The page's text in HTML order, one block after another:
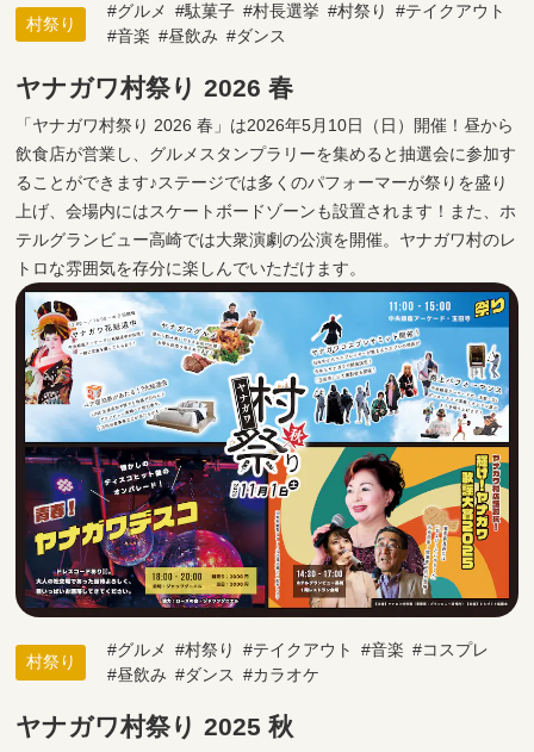
村祭り
グルメ 駄菓子 村長選挙 村祭り
テイクアウト
音楽
昼飲み ダンス
ヤナガワ村祭り 2026 春
「ヤナガワ村祭り 2026 春」は2026年5月10日（日）開催！昼から
飲食店が営業し、グルメスタンプラリーを集めると抽選会に参加す
ることができます♪ステージでは多くのパフォーマーが祭りを盛り
上げ、会場内にはスケートボードゾーンも設置されます！また、ホ
テルグランビュー高崎では大衆演劇の公演を開催。ヤナガワ村のレ
トロな雰囲気を存分に楽しんでいただけます。
村祭り
グルメ 村祭り テイクアウト 音楽
コスプレ
昼飲み
ダンス カラオケ
ヤナガワ村祭り 2025 秋